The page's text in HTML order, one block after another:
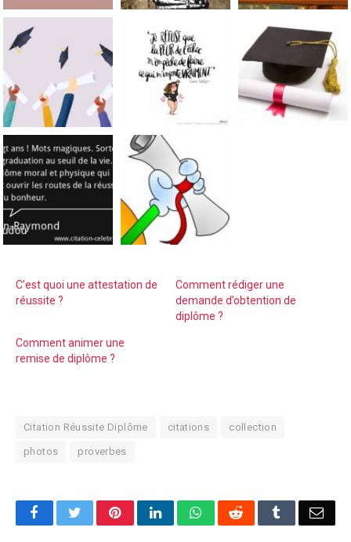
C’est quoi une attestation de
réussite ?
Comment rédiger une
demande d’obtention de
diplôme ?
Comment animer une
remise de diplôme ?
Citation Réussite Diplôme citations collection
photos proverbes
FacebookTwitterPinterestLinkedInWhatsAppReddit Tumblr